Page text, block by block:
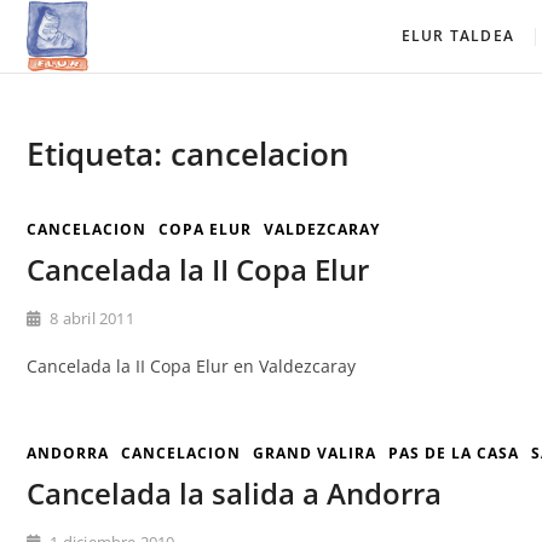
Saltar
contenido
ELUR TALDEA
Etiqueta: cancelacion
CANCELACION COPA ELUR VALDEZCARAY
Cancelada la II Copa Elur
8 abril 2011
Cancelada la II Copa Elur en Valdezcaray
ANDORRA CANCELACION GRAND VALIRA PAS DE LA CASA
Cancelada la salida a Andorra